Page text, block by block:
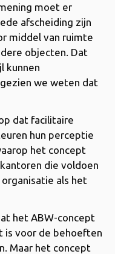
moet er
afscheiding zijn
middel van ruimte
objecten. Dat
kunnen
we weten dat
dat facilitaire
hun perceptie
het concept
die voldoen
als het
het ABW-concept
is voor de behoeften
Maar het concept